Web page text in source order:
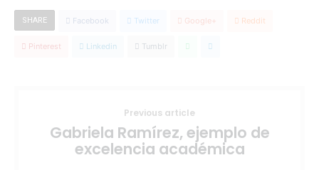
SHARE Facebook Twitter Google+ Reddit
Pinterest Linkedin Tumblr
Previous article
Gabriela Ramírez, ejemplo de
excelencia académica